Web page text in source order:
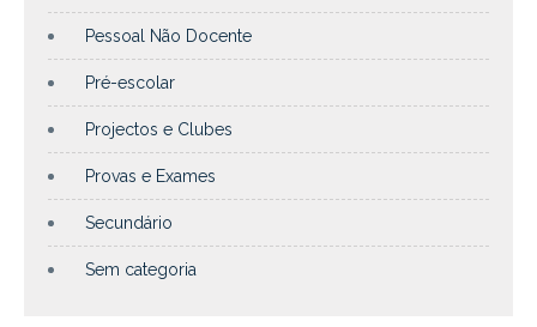
Pessoal Não Docente
Pré-escolar
Projectos e Clubes
Provas e Exames
Secundário
Sem categoria